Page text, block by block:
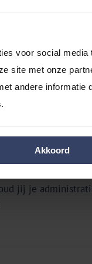
voor social media
site met onze
andere informatie
Akkoord
jij je